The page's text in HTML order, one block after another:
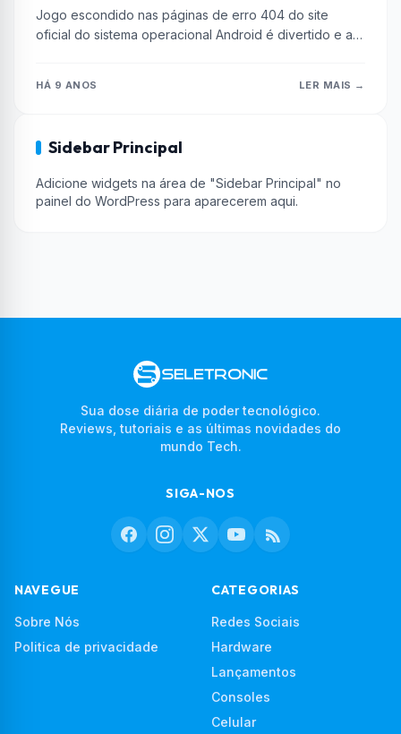
Jogo escondido nas páginas de erro 404 do site
oficial do sistema operacional Android é divertido e ao
HÁ 9 ANOS LER MAIS →
Sidebar Principal
Adicione widgets na área de "Sidebar Principal" no
painel do WordPress para aparecerem aqui.
Sua dose diária de poder tecnológico.
Reviews, tutoriais e as últimas novidades do
mundo Tech.
SIGA-NOS
NAVEGUE
Sobre Nós
Politica de privacidade
CATEGORIAS
Redes Sociais
Hardware
Lançamentos
Consoles
Celular